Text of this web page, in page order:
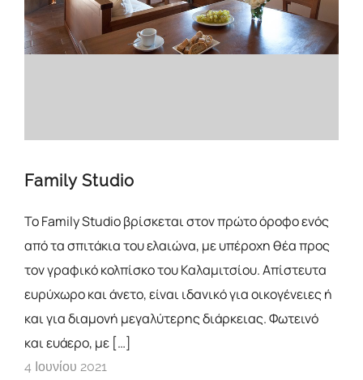
Family Studio
Το Family Studio βρίσκεται στον πρώτο όροφο ενός
από τα σπιτάκια του ελαιώνα, με υπέροχη θέα προς
τον γραφικό κολπίσκο του Καλαμιτσίου. Απίστευτα
ευρύχωρο και άνετο, είναι ιδανικό για οικογένειες ή
και για διαμονή μεγαλύτερης διάρκειας. Φωτεινό
και ευάερο, με […]
4 Ιουνίου 2021